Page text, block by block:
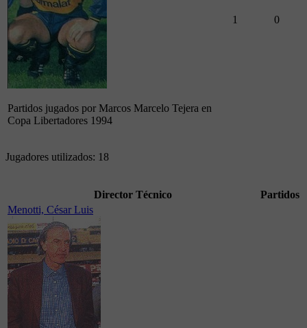
Partidos jugados por Marcos Marcelo Tejera en
Copa Libertadores 1994
1 0
Jugadores utilizados: 18
Director Técnico
Partidos
Menotti, César Luis